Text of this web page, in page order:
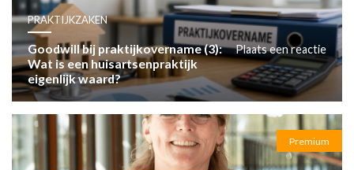
PRAKTIJKZAKEN
Goodwill bij praktijkovername (3):
Wat is een huisartsenpraktijk
eigenlijk waard?
Plaats een reactie
Premium